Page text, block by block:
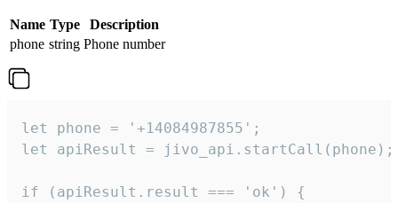
Name Type
Description
phone string Phone number
let phone = '+14084987855';
let apiResult = jivo_api.startCall(phone);
if (apiResult.result === 'ok') {